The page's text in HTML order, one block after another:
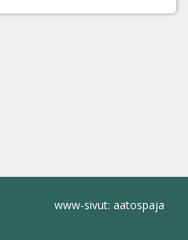
www-sivut: aatospaja